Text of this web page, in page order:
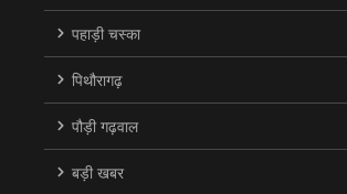
पहाड़ी चस्का
पिथौरागढ़
पौड़ी गढ़वाल
बड़ी खबर